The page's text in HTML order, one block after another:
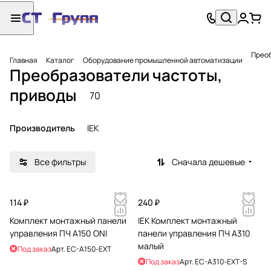
Главная Каталог Оборудование промышленной автоматизации
Преобразователи частоты,
приводы
70
Производитель IEK
Все фильтры Сначала дешевые
114 ₽
Комплект монтажный панели
управления ПЧ A150 ONI
Под заказАрт.EC-A150-EXT
240 ₽
IEK Комплект монтажный
панели управления ПЧ A310
малый
Под заказАрт.EC-A310-EXT-S